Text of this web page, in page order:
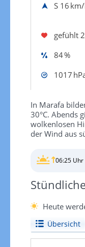
S 16
gefühlt
84 %
1017
In Marafa
30°C. Abends
wolkenlosen
der Wind aus
06:25 Uhr
Heute
Übersicht